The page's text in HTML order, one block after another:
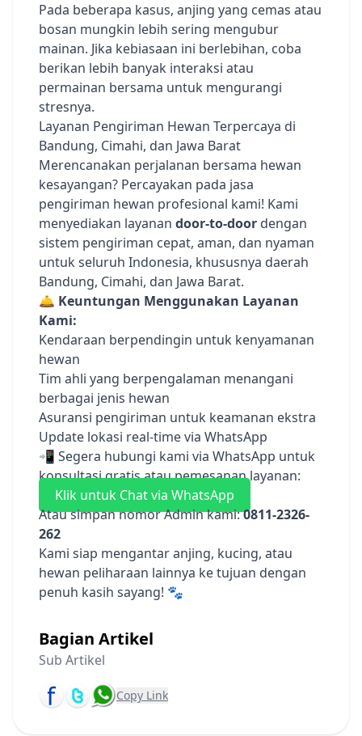
Pada beberapa kasus, anjing yang cemas atau
bosan mungkin lebih sering mengubur
mainan. Jika kebiasaan ini berlebihan, coba
berikan lebih banyak interaksi atau
permainan bersama untuk mengurangi
stresnya.
Layanan Pengiriman Hewan Terpercaya di
Bandung, Cimahi, dan Jawa Barat
Merencanakan perjalanan bersama hewan
kesayangan? Percayakan pada jasa
pengiriman hewan profesional kami! Kami
menyediakan layanan door-to-door dengan
sistem pengiriman cepat, aman, dan nyaman
untuk seluruh Indonesia, khususnya daerah
Bandung, Cimahi, dan Jawa Barat.
🛎️ Keuntungan Menggunakan Layanan
Kami:
Kendaraan berpendingin untuk kenyamanan
hewan
Tim ahli yang berpengalaman menangani
berbagai jenis hewan
Asuransi pengiriman untuk keamanan ekstra
Update lokasi real-time via WhatsApp
📲 Segera hubungi kami via WhatsApp untuk
konsultasi gratis atau pemesanan layanan:
Klik untuk Chat via WhatsApp
Atau simpan nomor Admin kami:0811-2326-
262
Kami siap mengantar anjing, kucing, atau
hewan peliharaan lainnya ke tujuan dengan
penuh kasih sayang! 🐾
Bagian Artikel
Sub Artikel
Copy Link